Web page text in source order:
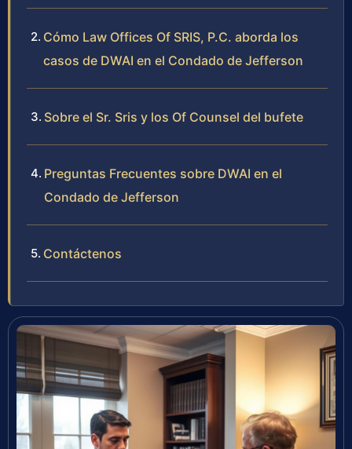
Cómo Law Offices Of SRIS, P.C. aborda los
casos de DWAI en el Condado de Jefferson
Sobre el Sr. Sris y los Of Counsel del bufete
Preguntas Frecuentes sobre DWAI en el
Condado de Jefferson
Contáctenos